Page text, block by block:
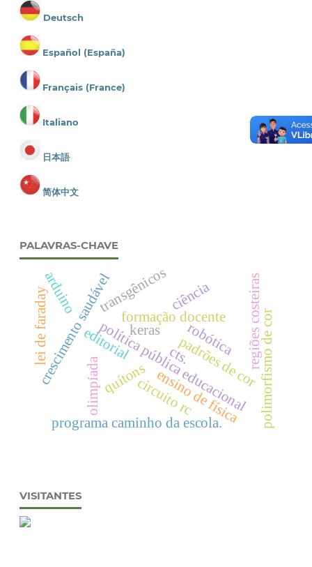
Deutsch
Español (España)
Français (France)
Italiano
日本語
简体中文
PALAVRAS-CHAVE
editorial
olimpíadapolítica pública educacional
programa caminho da escola.
padrões de corpolimorfismo de cor
quítons
regiões costeiras
robótica
keras
crescimento saudável formação docente
transgênicos
cts.
ensino de física
lei de faraday ciência
arduino
circuito rc
VISITANTES